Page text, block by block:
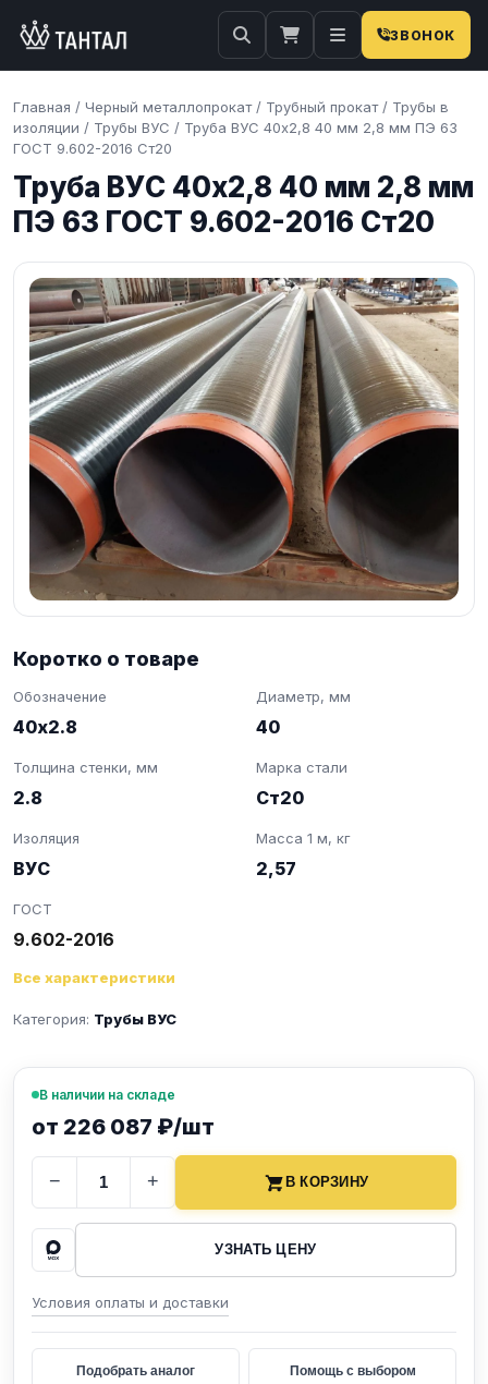
ЗВОНОК
Главная / Черный металлопрокат / Трубный прокат / Трубы в
изоляции / Трубы ВУС / Труба ВУС 40х2,8 40 мм 2,8 мм ПЭ 63
ГОСТ 9.602-2016 Ст20
Труба ВУС 40х2,8 40 мм 2,8 мм
ПЭ 63 ГОСТ 9.602-2016 Ст20
Коротко о товаре
Обозначение
40х2.8
Диаметр, мм
40
Толщина стенки, мм
2.8
Марка стали
Ст20
Изоляция
ВУС
Масса 1 м, кг
2,57
ГОСТ
9.602-2016
Все характеристики
Категория: Трубы ВУС
В наличии на складе
от 226 087 ₽/шт
− + В КОРЗИНУ
УЗНАТЬ ЦЕНУ
Условия оплаты и доставки
Подобрать аналог Помощь с выбором